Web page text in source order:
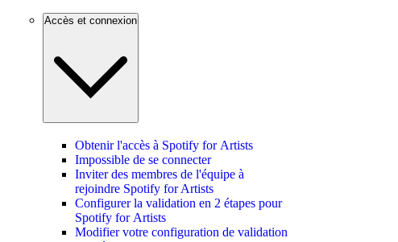
Accès et connexion
Obtenir l'accès à Spotify for Artists
Impossible de se connecter
Inviter des membres de l'équipe à
rejoindre Spotify for Artists
Configurer la validation en 2 étapes pour
Spotify for Artists
Modifier votre configuration de validation